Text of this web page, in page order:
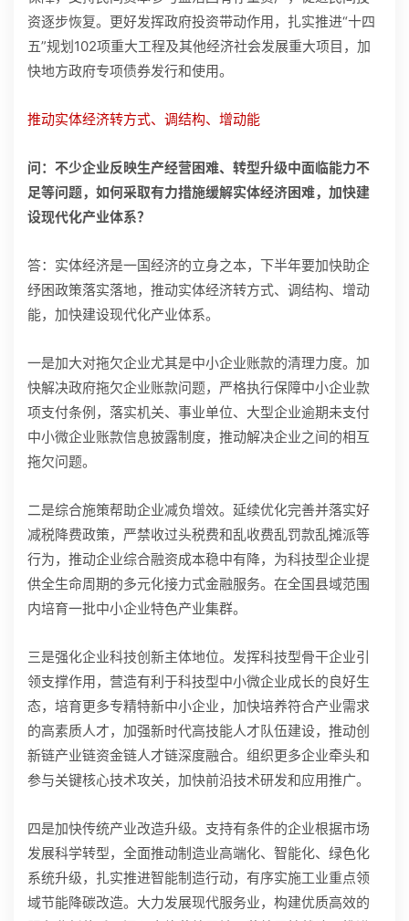
资逐步恢复。更好发挥政府投资带动作用，扎实推进“十四
五”规划102项重大工程及其他经济社会发展重大项目，加
快地方政府专项债券发行和使用。
推动实体经济转方式、调结构、增动能
问：不少企业反映生产经营困难、转型升级中面临能力不
足等问题，如何采取有力措施缓解实体经济困难，加快建
设现代化产业体系？
答：实体经济是一国经济的立身之本，下半年要加快助企
纾困政策落实落地，推动实体经济转方式、调结构、增动
能，加快建设现代化产业体系。
一是加大对拖欠企业尤其是中小企业账款的清理力度。加
快解决政府拖欠企业账款问题，严格执行保障中小企业款
项支付条例，落实机关、事业单位、大型企业逾期未支付
中小微企业账款信息披露制度，推动解决企业之间的相互
拖欠问题。
二是综合施策帮助企业减负增效。延续优化完善并落实好
减税降费政策，严禁收过头税费和乱收费乱罚款乱摊派等
行为，推动企业综合融资成本稳中有降，为科技型企业提
供全生命周期的多元化接力式金融服务。在全国县域范围
内培育一批中小企业特色产业集群。
三是强化企业科技创新主体地位。发挥科技型骨干企业引
领支撑作用，营造有利于科技型中小微企业成长的良好生
态，培育更多专精特新中小企业，加快培养符合产业需求
的高素质人才，加强新时代高技能人才队伍建设，推动创
新链产业链资金链人才链深度融合。组织更多企业牵头和
参与关键核心技术攻关，加快前沿技术研发和应用推广。
四是加快传统产业改造升级。支持有条件的企业根据市场
发展科学转型，全面推动制造业高端化、智能化、绿色化
系统升级，扎实推进智能制造行动，有序实施工业重点领
域节能降碳改造。大力发展现代服务业，构建优质高效的